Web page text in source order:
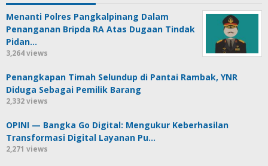
Menanti Polres Pangkalpinang Dalam
Penanganan Bripda RA Atas Dugaan Tindak
Pidan…
3,264 views
Penangkapan Timah Selundup di Pantai Rambak, YNR
Diduga Sebagai Pemilik Barang
2,332 views
OPINI — Bangka Go Digital: Mengukur Keberhasilan
Transformasi Digital Layanan Pu…
2,271 views